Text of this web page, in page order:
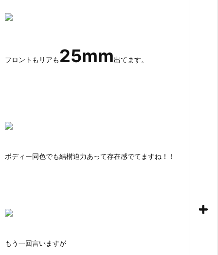
フロントもリアも 25mm出てます。
ボディー同色でも結構迫力あって存在感でてますね！！
もう一回言いますが